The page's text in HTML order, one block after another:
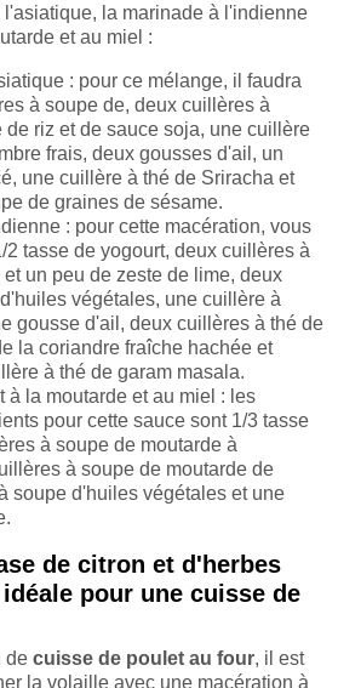
la marinade à l'indienne
et au miel :
: pour ce mélange, il faudra
à soupe de, deux cuillères à
riz et de sauce soja, une cuillère
frais, deux gousses d'ail, un
une cuillère à thé de Sriracha et
de graines de sésame.
: pour cette macération, vous
tasse de yogourt, deux cuillères à
un peu de zeste de lime, deux
végétales, une cuillère à
gousse d'ail, deux cuillères à thé de
la coriandre fraîche hachée et
à thé de garam masala.
à la moutarde et au miel : les
pour cette sauce sont 1/3 tasse
à soupe de moutarde à
à soupe de moutarde de
soupe d'huiles végétales et une
de citron et d'herbes
pour une cuisse de
de cuisse de poulet au four, il est
la volaille avec une macération à